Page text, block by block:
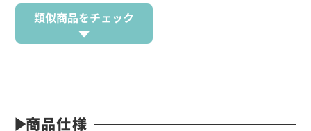
類似商品をチェック
商品仕様